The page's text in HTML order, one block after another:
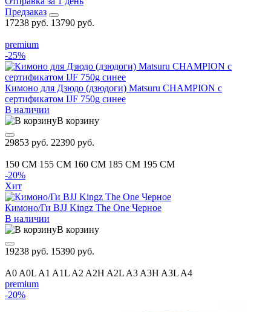
Предзаказ
17238 руб. 13790 руб.
premium
-25%
Кимоно для Дзюдо (дзюдоги) Matsuru CHAMPION с
сертификатом IJF 750g синее
В наличии
В корзину
29853 руб. 22390 руб.
150 CM 155 CM 160 CM 185 CM 195 CM
-20%
Хит
Кимоно/Ги BJJ Kingz The One Черное
В наличии
В корзину
19238 руб. 15390 руб.
A0 A0L A1 A1L A2 A2H A2L A3 A3H A3L A4
premium
-20%